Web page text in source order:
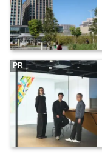
PR